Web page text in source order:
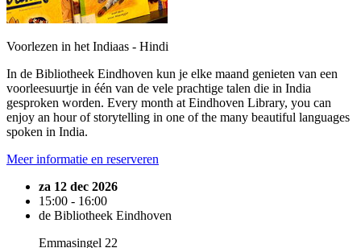
Voorlezen in het Indiaas - Hindi
In de Bibliotheek Eindhoven kun je elke maand genieten van een
voorleesuurtje in één van de vele prachtige talen die in India
gesproken worden. Every month at Eindhoven Library, you can
enjoy an hour of storytelling in one of the many beautiful languages
spoken in India.
Meer informatie en reserveren
za 12 dec 2026
15:00 - 16:00
de Bibliotheek Eindhoven
Emmasingel 22